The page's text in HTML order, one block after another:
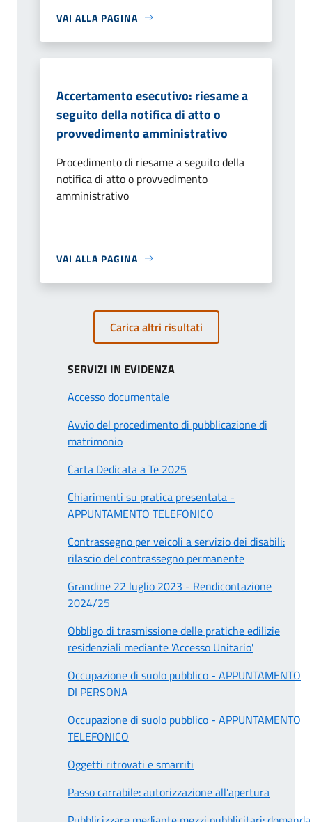
VAI ALLA PAGINA
Accertamento esecutivo: riesame a
seguito della notifica di atto o
provvedimento amministrativo
Procedimento di riesame a seguito della
notifica di atto o provvedimento
amministrativo
VAI ALLA PAGINA
Carica altri risultati
SERVIZI IN EVIDENZA
Accesso documentale
Avvio del procedimento di pubblicazione di
matrimonio
Carta Dedicata a Te 2025
Chiarimenti su pratica presentata -
APPUNTAMENTO TELEFONICO
Contrassegno per veicoli a servizio dei disabili:
rilascio del contrassegno permanente
Grandine 22 luglio 2023 - Rendicontazione
2024/25
Obbligo di trasmissione delle pratiche edilizie
residenziali mediante 'Accesso Unitario'
Occupazione di suolo pubblico - APPUNTAMENTO
DI PERSONA
Occupazione di suolo pubblico - APPUNTAMENTO
TELEFONICO
Oggetti ritrovati e smarriti
Passo carrabile: autorizzazione all'apertura